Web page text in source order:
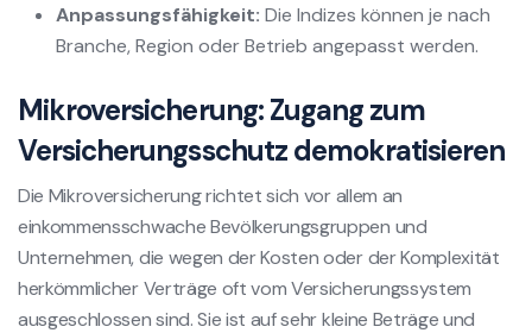
Anpassungsfähigkeit: Die Indizes können je nach
Branche, Region oder Betrieb angepasst werden.
Mikroversicherung: Zugang zum
Versicherungsschutz demokratisieren
Die Mikroversicherung richtet sich vor allem an
einkommensschwache Bevölkerungsgruppen und
Unternehmen, die wegen der Kosten oder der Komplexität
herkömmlicher Verträge oft vom Versicherungssystem
ausgeschlossen sind. Sie ist auf sehr kleine Beträge und